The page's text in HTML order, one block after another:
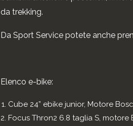
da trekking.
Da Sport Service potete anche
Elenco e-bike:
Cube 24” ebike junior, Motore
Focus Thron2 6.8 taglia S,